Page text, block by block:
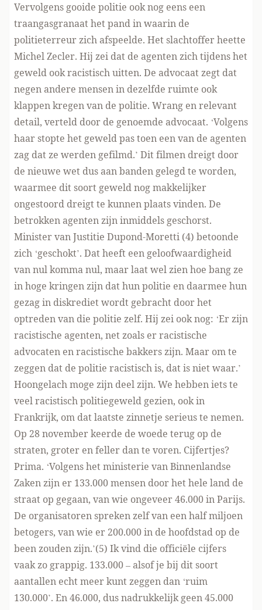
Vervolgens gooide politie ook nog eens een
traangasgranaat het pand in waarin de
politieterreur zich afspeelde. Het slachtoffer heette
Michel Zecler. Hij zei dat de agenten zich tijdens het
geweld ook racistisch uitten. De advocaat zegt dat
negen andere mensen in dezelfde ruimte ook
klappen kregen van de politie. Wrang en relevant
detail, verteld door de genoemde advocaat. ‘Volgens
haar stopte het geweld pas toen een van de agenten
zag dat ze werden gefilmd.’ Dit filmen dreigt door
de nieuwe wet dus aan banden gelegd te worden,
waarmee dit soort geweld nog makkelijker
ongestoord dreigt te kunnen plaats vinden. De
betrokken agenten zijn inmiddels geschorst.
Minister van Justitie Dupond-Moretti (4) betoonde
zich ‘geschokt’. Dat heeft een geloofwaardigheid
van nul komma nul, maar laat wel zien hoe bang ze
in hoge kringen zijn dat hun politie en daarmee hun
gezag in diskrediet wordt gebracht door het
optreden van die politie zelf. Hij zei ook nog: ‘Er zijn
racistische agenten, net zoals er racistische
advocaten en racistische bakkers zijn. Maar om te
zeggen dat de politie racistisch is, dat is niet waar.’
Hoongelach moge zijn deel zijn. We hebben iets te
veel racistisch politiegeweld gezien, ook in
Frankrijk, om dat laatste zinnetje serieus te nemen.
Op 28 november keerde de woede terug op de
straten, groter en feller dan te voren. Cijfertjes?
Prima. ‘Volgens het ministerie van Binnenlandse
Zaken zijn er 133.000 mensen door het hele land de
straat op gegaan, van wie ongeveer 46.000 in Parijs.
De organisatoren spreken zelf van een half miljoen
betogers, van wie er 200.000 in de hoofdstad op de
been zouden zijn.’(5) Ik vind die officiële cijfers
vaak zo grappig. 133.000 – alsof je bij dit soort
aantallen echt meer kunt zeggen dan ‘ruim
130.000’. En 46.000, dus nadrukkelijk geen 45.000